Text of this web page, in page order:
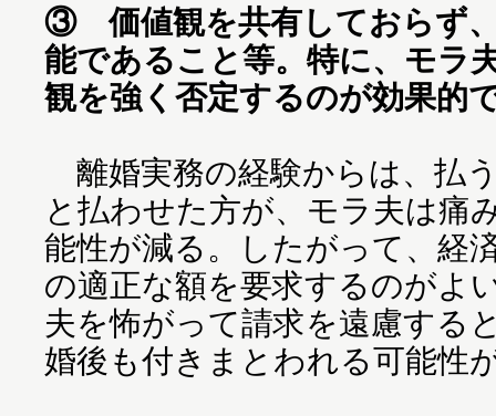
③ 価値観を共有しておらず
能であること等。特に、モラ
観を強く否定するのが効果的
離婚実務の経験からは、払
と払わせた方が、モラ夫は痛
能性が減る。したがって、経
の適正な額を要求するのがよ
夫を怖がって請求を遠慮する
婚後も付きまとわれる可能性